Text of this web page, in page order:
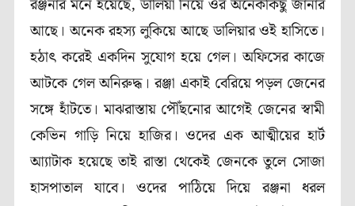
রঞ্জনার মনে হয়েছে, ডালিয়া নিয়ে ওর অনেককিছু জানার
আছে। অনেক রহস্য লুকিয়ে আছে ডালিয়ার ওই হাসিতে।
হঠাৎ করেই একদিন সুযোগ হয়ে গেল। অফিসের কাজে
আটকে গেল অনিরুদ্ধ। রঞ্জা একাই বেরিয়ে পড়ল জেনের
সঙ্গে হাঁটতে। মাঝরাস্তায় পৌঁছনোর আগেই জেনের স্বামী
কেভিন গাড়ি নিয়ে হাজির। ওদের এক আত্মীয়ের হার্ট
আ্যাটাক হয়েছে তাই রাস্তা থেকেই জেনকে তুলে সোজা
হাসপাতাল যাবে। ওদের পাঠিয়ে দিয়ে রঞ্জনা ধরল